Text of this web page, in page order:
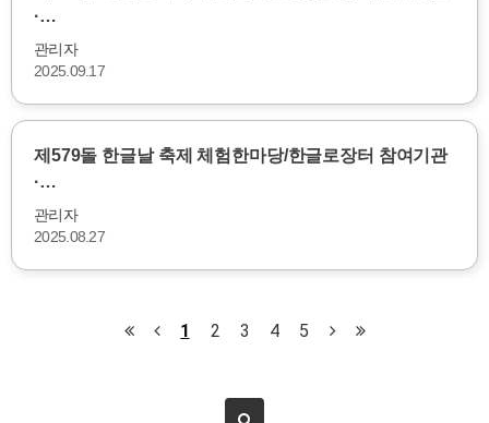
·…
관리자
2025.09.17
제579돌 한글날 축제 체험한마당/한글로장터 참여기관
·…
관리자
2025.08.27
1 2 3 4 5